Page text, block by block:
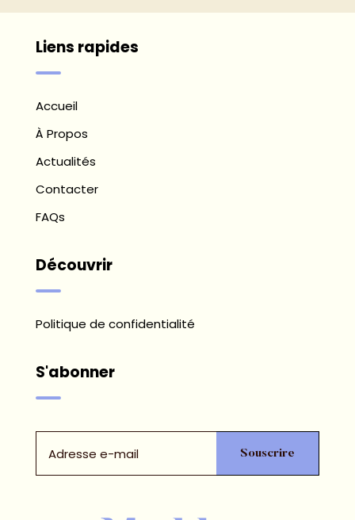
Liens rapides
Accueil
À Propos
Actualités
Contacter
FAQs
Découvrir
Politique de confidentialité
S'abonner
Souscrire